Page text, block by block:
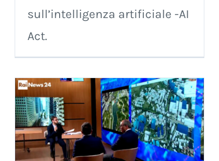
sull’intelligenza artificiale -AI
Act.